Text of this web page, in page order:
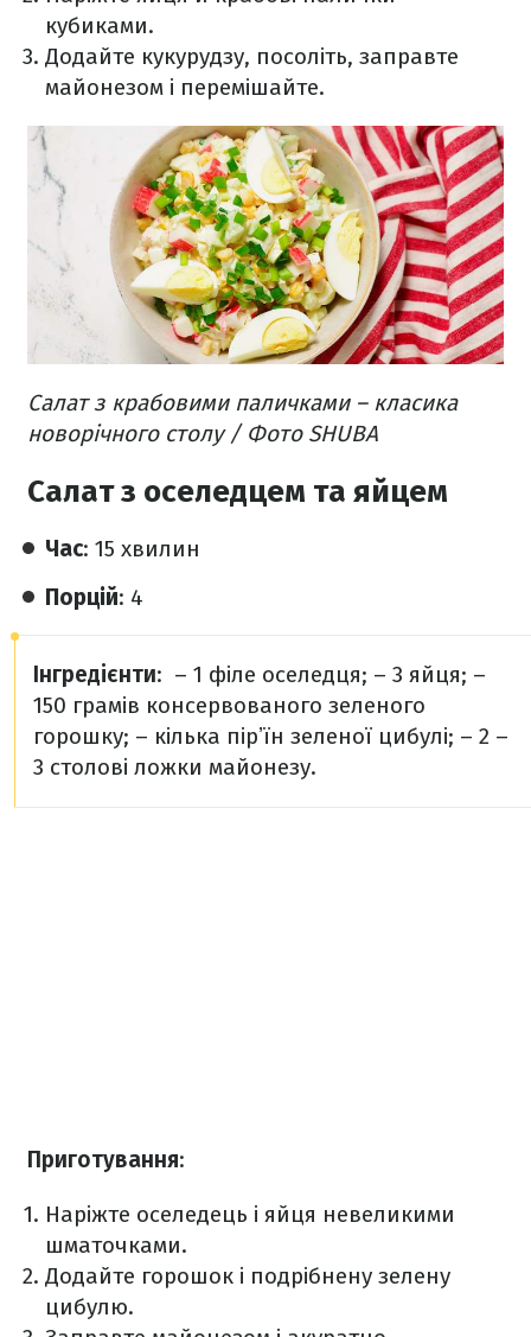
кубиками.
Додайте кукурудзу, посоліть, заправте
майонезом і перемішайте.
Салат з крабовими паличками – класика
новорічного столу / Фото SHUBA
Салат з оселедцем та яйцем
Час: 15 хвилин
Порцій: 4
Інгредієнти: – 1 філе оселедця; – 3 яйця; –
150 грамів консервованого зеленого
горошку; – кілька пірʼїн зеленої цибулі; – 2 –
3 столові ложки майонезу.
Приготування:
Наріжте оселедець і яйця невеликими
шматочками.
Додайте горошок і подрібнену зелену
цибулю.